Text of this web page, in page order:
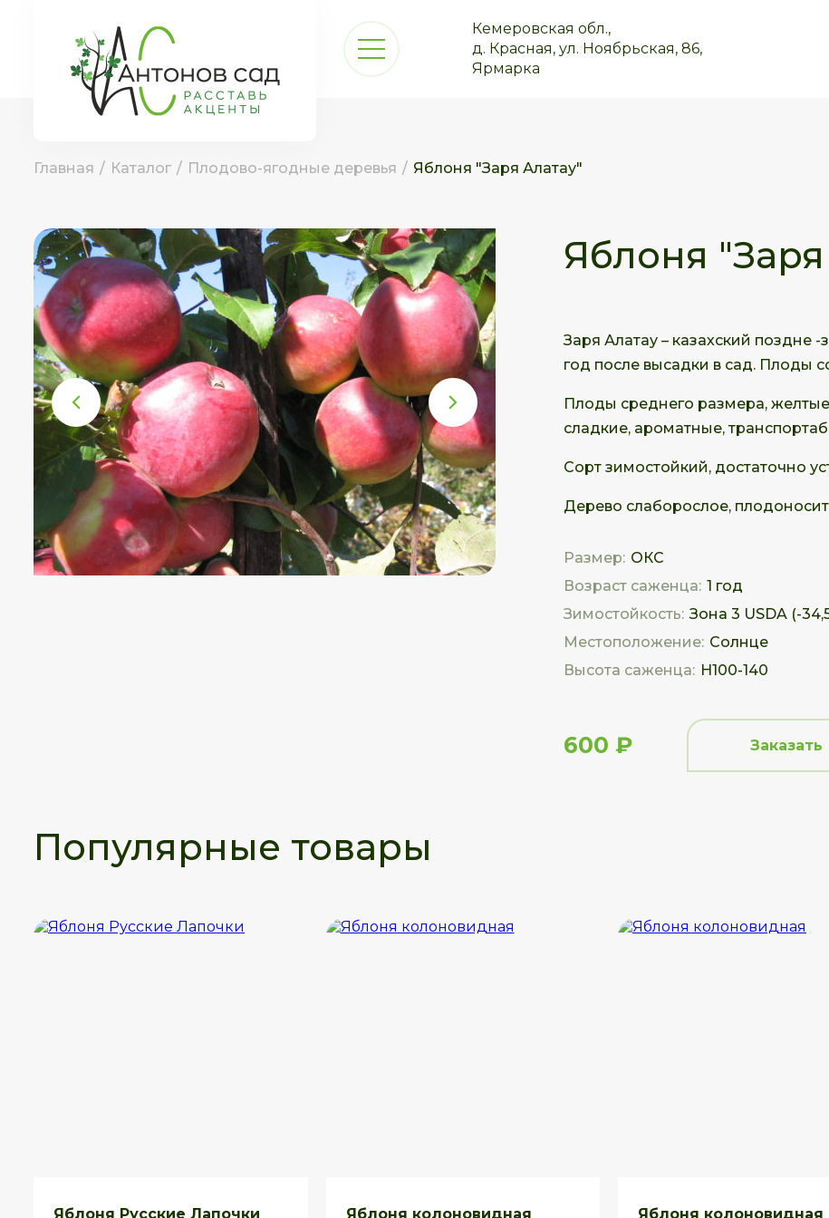
Кемеровская обл.,
д. Красная, ул. Ноябрьская, 86,
Ярмарка
Главная / Каталог / Плодово-ягодные деревья / Яблоня "Заря Алатау"
Яблоня
Заря Алатау – казахский поздне
год после высадки в сад. Плоды
Плоды среднего размера,
сладкие, ароматные,
Сорт зимостойкий, достаточно
Дерево слаборослое,
Размер: ОКС
Возраст саженца: 1 год
Зимостойкость: Зона 3 USDA (-
Местоположение: Солнце
Высота саженца: Н100-140
600 ₽ Заказать
Популярные товары
Яблоня Русские Лапочки Яблоня колоновидная Яблоня колоновидная